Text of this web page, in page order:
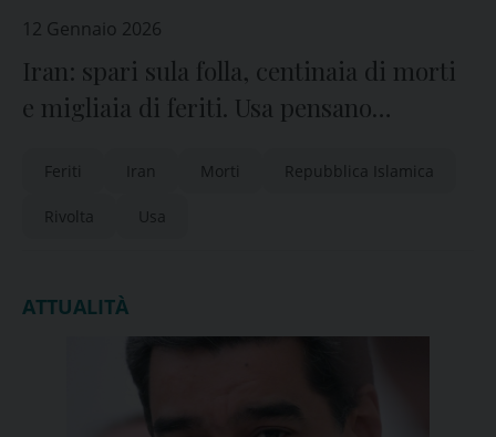
12 Gennaio 2026
Iran: spari sula folla, centinaia di morti
e migliaia di feriti. Usa pensano
Feriti Iran Morti Repubblica Islamica
Rivolta Usa
ATTUALITÀ